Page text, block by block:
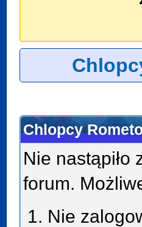
Chlopcy
Nie nastąpiło
forum.
Nie